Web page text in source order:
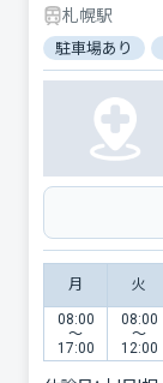
札幌駅
駐車場あり
月 火
08:00
〜
17:00
08:00
〜
12:00